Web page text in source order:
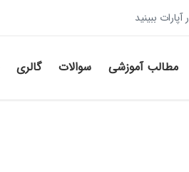
آپارات ببینید
مطالب آموزشی سوالات گالری